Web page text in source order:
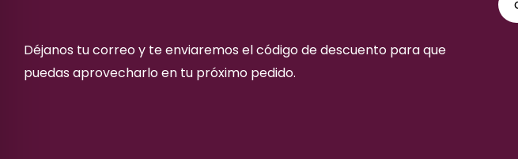
Déjanos tu correo y te enviaremos el código de descuento para que
puedas aprovecharlo en tu próximo pedido.